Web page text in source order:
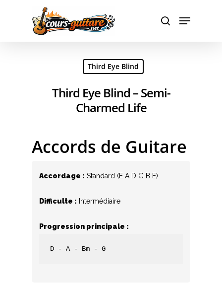
Hit enter to search or ESC to close
Third Eye Blind
Third Eye Blind – Semi-
Charmed Life
Accords de Guitare
Accordage : Standard (E A D G B E)
Difficulte : Intermédiaire
Progression principale :
D - A - Bm - G